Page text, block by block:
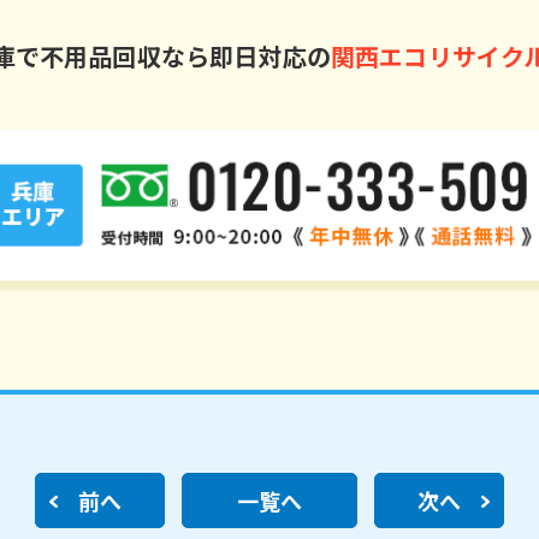
で不用品回収なら即日対応の関西エコリサイク
前へ 一覧へ 次へ